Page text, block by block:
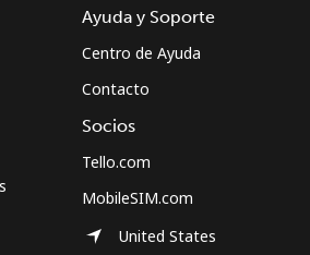
Ayuda y Soporte
Centro de Ayuda
Contacto
Socios
Tello.com
MobileSIM.com
United States